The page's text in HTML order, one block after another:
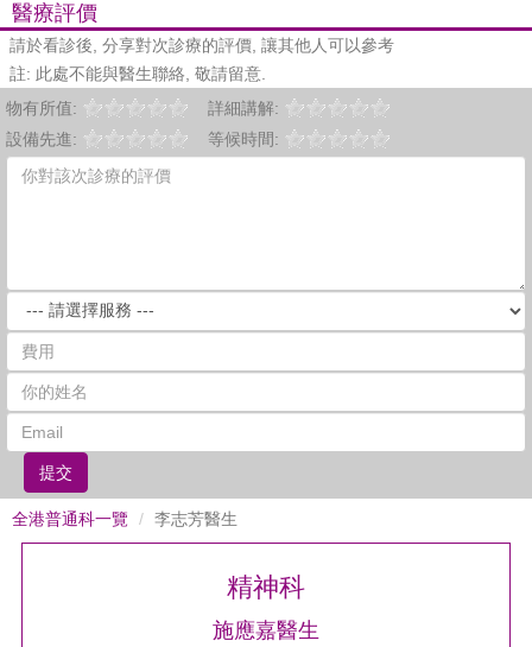
醫療評價
請於看診後, 分享對次診療的評價, 讓其他人可以參考
註: 此處不能與醫生聯絡, 敬請留意.
物有所值:
詳細講解:
設備先進:
等候時間:
提交
全港普通科一覽 李志芳醫生
精神科
施應嘉醫生